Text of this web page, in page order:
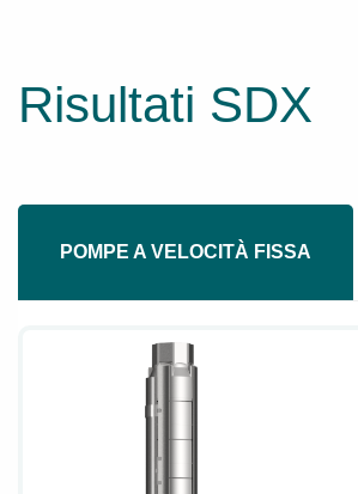
Risultati SDX
POMPE A VELOCITÀ FISSA